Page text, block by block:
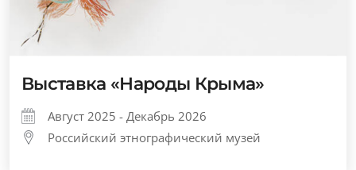
Выставка «Народы Крыма»
Август 2025 - Декабрь 2026
Российский этнографический музей